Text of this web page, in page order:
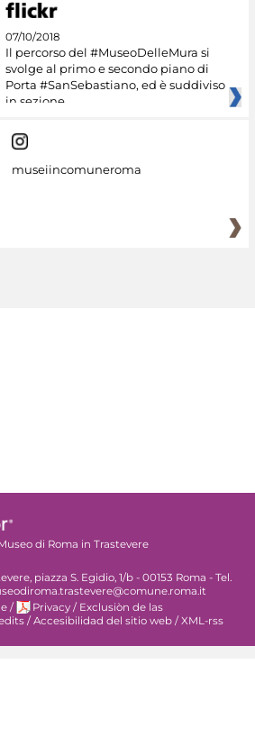
07/10/2018
Il percorso del #MuseoDelleMura si
svolge al primo e secondo piano di
Porta #SanSebastiano, ed è suddiviso
in sezione
museiincomuneroma
di Roma in Trastevere
piazza S. Egidio, 1/b - 00153 Roma - Tel.
/ Privacy / Exclusiòn de las
/Accesibilidad del sitio web /XML-rss